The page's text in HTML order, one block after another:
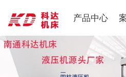
产品中心